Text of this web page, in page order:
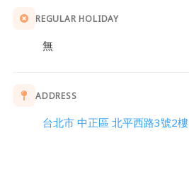
REGULAR HOLIDAY
無
ADDRESS
台北市 中正區 北平西路3號2樓